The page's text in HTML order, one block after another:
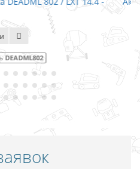
(без АКБ)
В закладки
Модель DUC122Z